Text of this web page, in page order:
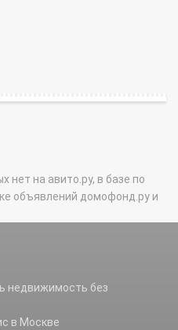
нет на авито.ру, в базе по
объявлений домофонд.ру и
недвижимость без
в Москве